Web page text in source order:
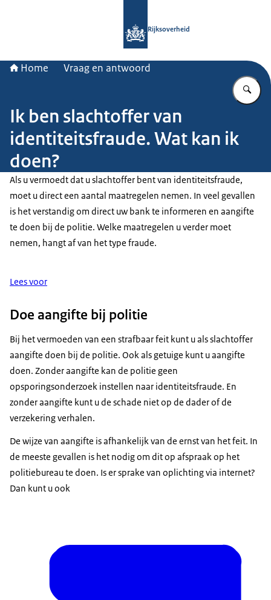
Rijksoverheid
Home Vraag en antwoord
Ik ben slachtoffer van
identiteitsfraude. Wat kan ik
doen?
Als u vermoedt dat u slachtoffer bent van identiteitsfraude,
moet u direct een aantal maatregelen nemen. In veel gevallen
is het verstandig om direct uw bank te informeren en aangifte
te doen bij de politie. Welke maatregelen u verder moet
nemen, hangt af van het type fraude.
Lees voor
Doe aangifte bij politie
Bij het vermoeden van een strafbaar feit kunt u als slachtoffer
aangifte doen bij de politie. Ook als getuige kunt u aangifte
doen. Zonder aangifte kan de politie geen
opsporingsonderzoek instellen naar identiteitsfraude. En
zonder aangifte kunt u de schade niet op de dader of de
verzekering verhalen.
De wijze van aangifte is afhankelijk van de ernst van het feit. In
de meeste gevallen is het nodig om dit op afspraak op het
politiebureau te doen. Is er sprake van oplichting via internet?
Dan kunt u ook